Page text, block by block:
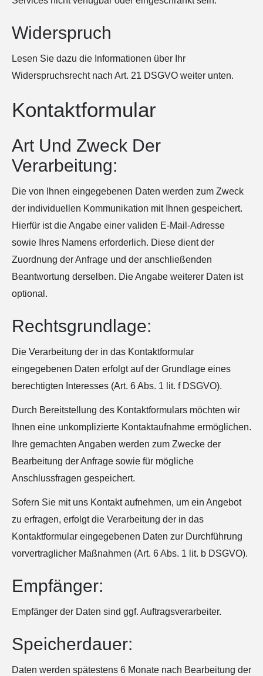
Widerspruch
Lesen Sie dazu die Informationen über Ihr
Widerspruchsrecht nach Art. 21 DSGVO weiter unten.
Kontaktformular
Art Und Zweck Der
Verarbeitung:
Die von Ihnen eingegebenen Daten werden zum Zweck
der individuellen Kommunikation mit Ihnen gespeichert.
Hierfür ist die Angabe einer validen E-Mail-Adresse
sowie Ihres Namens erforderlich. Diese dient der
Zuordnung der Anfrage und der anschließenden
Beantwortung derselben. Die Angabe weiterer Daten ist
optional.
Rechtsgrundlage:
Die Verarbeitung der in das Kontaktformular
eingegebenen Daten erfolgt auf der Grundlage eines
berechtigten Interesses (Art. 6 Abs. 1 lit. f DSGVO).
Durch Bereitstellung des Kontaktformulars möchten wir
Ihnen eine unkomplizierte Kontaktaufnahme ermöglichen.
Ihre gemachten Angaben werden zum Zwecke der
Bearbeitung der Anfrage sowie für mögliche
Anschlussfragen gespeichert.
Sofern Sie mit uns Kontakt aufnehmen, um ein Angebot
zu erfragen, erfolgt die Verarbeitung der in das
Kontaktformular eingegebenen Daten zur Durchführung
vorvertraglicher Maßnahmen (Art. 6 Abs. 1 lit. b DSGVO).
Empfänger:
Empfänger der Daten sind ggf. Auftragsverarbeiter.
Speicherdauer:
Daten werden spätestens 6 Monate nach Bearbeitung der